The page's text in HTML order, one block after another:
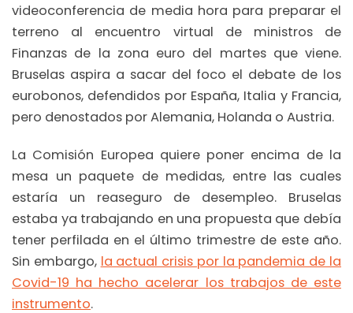
videoconferencia de media hora para preparar el
terreno al encuentro virtual de ministros de
Finanzas de la zona euro del martes que viene.
Bruselas aspira a sacar del foco el debate de los
eurobonos, defendidos por España, Italia y Francia,
pero denostados por Alemania, Holanda o Austria.
La Comisión Europea quiere poner encima de la
mesa un paquete de medidas, entre las cuales
estaría un reaseguro de desempleo. Bruselas
estaba ya trabajando en una propuesta que debía
tener perfilada en el último trimestre de este año.
Sin embargo, la actual crisis por la pandemia de la
Covid-19 ha hecho acelerar los trabajos de este
instrumento.